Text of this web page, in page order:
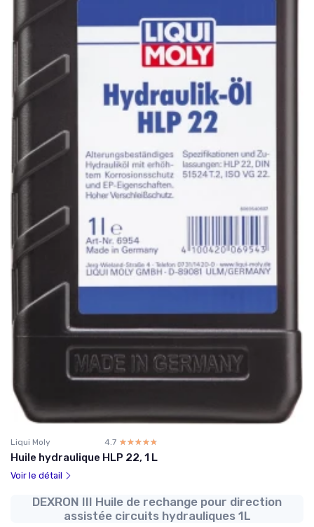
Liqui Moly 4.7 ☆☆☆☆☆
★★★★★
Huile hydraulique HLP 22, 1 L
Voir le détail
DEXRON III Huile de rechange pour direction
assistée circuits hydrauliques 1L